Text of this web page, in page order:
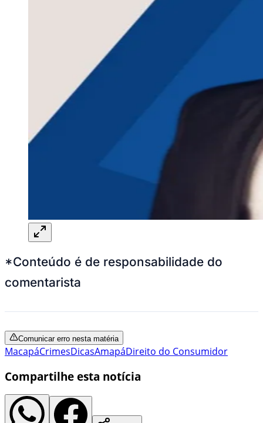
*Conteúdo é de responsabilidade do
comentarista
Comunicar erro nesta matéria
MacapáCrimesDicasAmapáDireito do Consumidor
Compartilhe esta notícia